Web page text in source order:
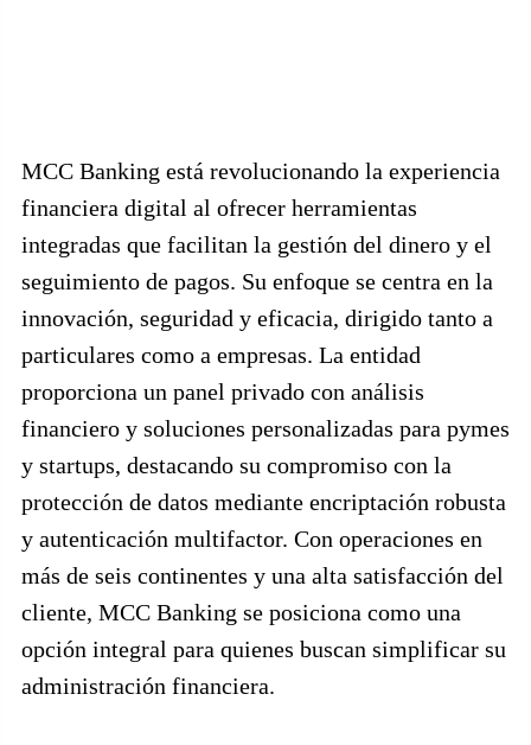
MCC Banking está revolucionando la experiencia
financiera digital al ofrecer herramientas
integradas que facilitan la gestión del dinero y el
seguimiento de pagos. Su enfoque se centra en la
innovación, seguridad y eficacia, dirigido tanto a
particulares como a empresas. La entidad
proporciona un panel privado con análisis
financiero y soluciones personalizadas para pymes
y startups, destacando su compromiso con la
protección de datos mediante encriptación robusta
y autenticación multifactor. Con operaciones en
más de seis continentes y una alta satisfacción del
cliente, MCC Banking se posiciona como una
opción integral para quienes buscan simplificar su
administración financiera.